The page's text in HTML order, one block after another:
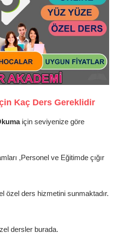
Kaç Ders Gereklidir
için seviyenize göre
,Personel ve Eğitimde çığır
özel ders hizmetini sunmaktadır.
dersler burada.